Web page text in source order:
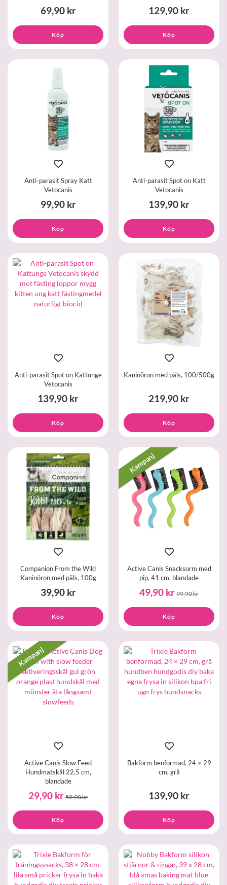
69,90 kr
Köp
129,90 kr
Köp
Anti-parasit Spray Katt
Vetocanis
99,90 kr
Köp
Anti-parasit Spot on Katt
Vetocanis
139,90 kr
Köp
Anti-parasit Spot on Kattunge
Vetocanis
139,90 kr
Köp
Kaninöron med päls, 100/500g
219,90 kr
Köp
Companion From the Wild
Kaninöron med päls, 100g
39,90 kr
Köp
Kampanj
Active Canis Snacksorm med
pip, 41 cm, blandade
49,90 kr 99,90 kr
Köp
Kampanj
Active Canis Slow Feed
Hundmatskål 22,5 cm,
blandade
29,90 kr 59,90 kr
Köp
Bakform benformad, 24 × 29
cm, grå
139,90 kr
Köp